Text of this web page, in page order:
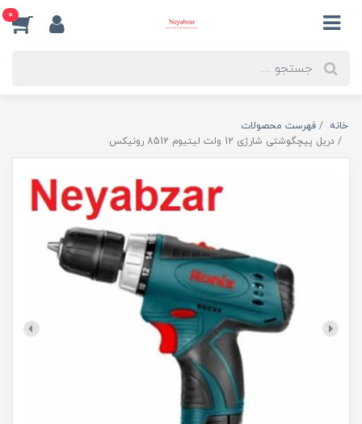
0
خانه
فهرست محصولات
دریل پیچگوشتی شارژی 12 ولت لیتیوم 8512 رونیکس